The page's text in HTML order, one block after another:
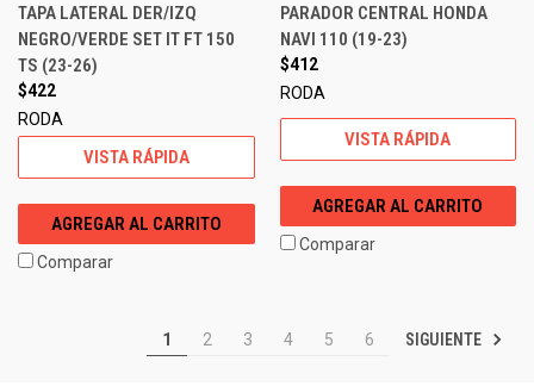
TAPA LATERAL DER/IZQ
NEGRO/VERDE SET IT FT 150
TS (23-26)
$422
RODA
VISTA RÁPIDA
AGREGAR AL CARRITO
Comparar
PARADOR CENTRAL HONDA
NAVI 110 (19-23)
$412
RODA
VISTA RÁPIDA
AGREGAR AL CARRITO
Comparar
1 2 3 4 5 6 SIGUIENTE